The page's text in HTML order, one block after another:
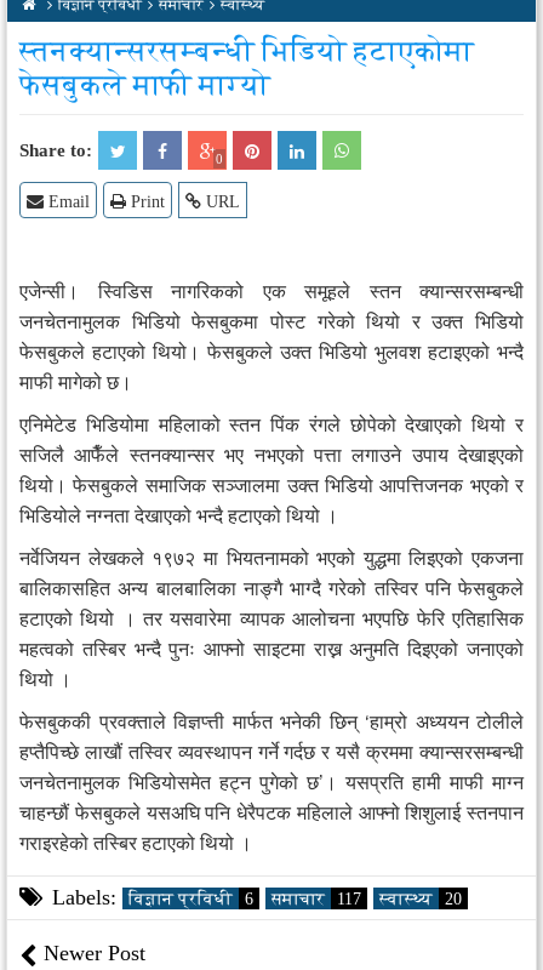
14 2017 11 Jun
2017
विज्ञान प्रविधी समाचार स्वास्थ्य
स्तनक्यान्सरसम्बन्धी भिडियो हटाएकोमा
फेसबुकले माफी माग्यो
Share to: 0
URL
Print
Email
एजेन्सी। स्विडिस नागरिकको एक समूहले स्तन क्यान्सरसम्बन्धी
जनचेतनामुलक भिडियो फेसबुकमा पोस्ट गरेको थियो र उक्त भिडियो
फेसबुकले हटाएको थियो। फेसबुकले उक्त भिडियो भुलवश हटाइएको भन्दै
माफी मागेको छ।
एनिमेटेड भिडियोमा महिलाको स्तन पिंक रंगले छोपेको देखाएको थियो र
सजिलै आफैँले स्तनक्यान्सर भए नभएको पत्ता लगाउने उपाय देखाइएको
थियो। फेसबुकले समाजिक सञ्जालमा उक्त भिडियो आपत्तिजनक भएको र
भिडियोले नग्नता देखाएको भन्दै हटाएको थियो ।
नर्वेजियन लेखकले १९७२ मा भियतनामको भएको युद्धमा लिइएको एकजना
बालिकासहित अन्य बालबालिका नाङ्गै भाग्दै गरेको तस्विर पनि फेसबुकले
हटाएको थियो । तर यसवारेमा व्यापक आलोचना भएपछि फेरि एतिहासिक
महत्वको तस्बिर भन्दै पुनः आफ्नो साइटमा राख्न अनुमति दिइएको जनाएको
थियो ।
फेसबुककी प्रवक्ताले विज्ञप्त्ती मार्फत भनेकी छिन् ‘हाम्रो अध्ययन टोलीले
हप्तैपिच्छे लाखौं तस्विर व्यवस्थापन गर्ने गर्दछ र यसै क्रममा क्यान्सरसम्बन्धी
जनचेतनामुलक भिडियोसमेत हट्न पुगेको छ’। यसप्रति हामी माफी माग्न
चाहन्छौं फेसबुकले यसअघि पनि धेरैपटक महिलाले आफ्नो शिशुलाई स्तनपान
गराइरहेको तस्बिर हटाएको थियो ।
Labels: विज्ञान प्रविधी 6 समाचार 117 स्वास्थ्य 20
Newer Post